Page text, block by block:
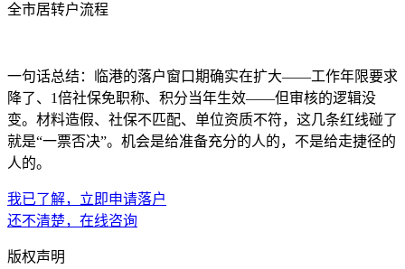
全市居转户流程
一句话总结：临港的落户窗口期确实在扩大——工作年限要求
降了、1倍社保免职称、积分当年生效——但审核的逻辑没
变。材料造假、社保不匹配、单位资质不符，这几条红线碰了
就是“一票否决”。机会是给准备充分的人的，不是给走捷径的
人的。
我已了解，立即申请落户
还不清楚，在线咨询
版权声明